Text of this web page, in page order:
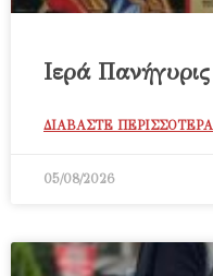
Ιερά Πανήγυρις
ΔΙΑΒΑΣΤΕ ΠΕΡΙΣΣΟΤΕΡΑ
05/08/2026